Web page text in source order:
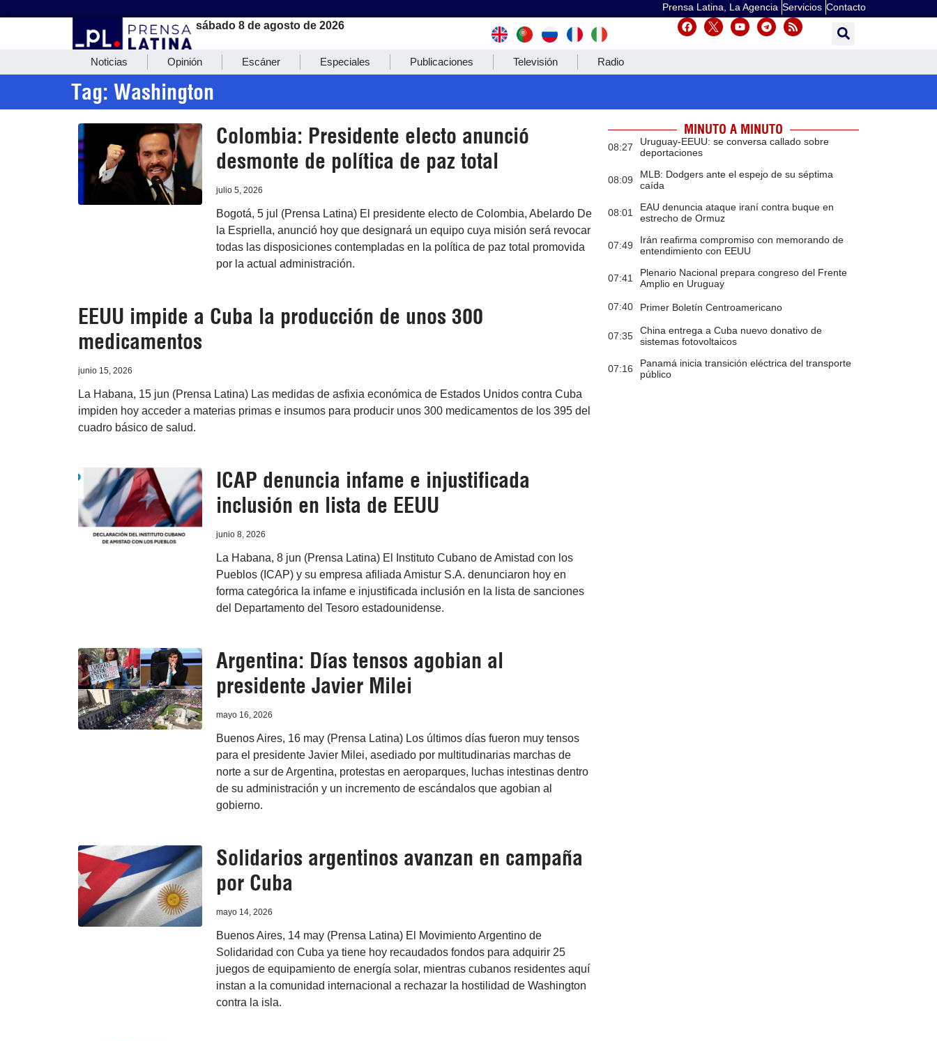
Prensa Latina, La Agencia Servicios Contacto
sábado 8 de agosto de 2026
Noticias Opinión Escáner Especiales Publicaciones Televisión Radio
Tag: Washington
Colombia: Presidente electo anunció
desmonte de política de paz total
julio 5, 2026
Bogotá, 5 jul (Prensa Latina) El presidente electo de Colombia, Abelardo De
la Espriella, anunció hoy que designará un equipo cuya misión será revocar
todas las disposiciones contempladas en la política de paz total promovida
por la actual administración.
EEUU impide a Cuba la producción de unos 300
medicamentos
junio 15, 2026
La Habana, 15 jun (Prensa Latina) Las medidas de asfixia económica de Estados Unidos contra Cuba
impiden hoy acceder a materias primas e insumos para producir unos 300 medicamentos de los 395 del
cuadro básico de salud.
ICAP denuncia infame e injustificada
inclusión en lista de EEUU
junio 8, 2026
La Habana, 8 jun (Prensa Latina) El Instituto Cubano de Amistad con los
Pueblos (ICAP) y su empresa afiliada Amistur S.A. denunciaron hoy en
forma categórica la infame e injustificada inclusión en la lista de sanciones
del Departamento del Tesoro estadounidense.
Argentina: Días tensos agobian al
presidente Javier Milei
mayo 16, 2026
Buenos Aires, 16 may (Prensa Latina) Los últimos días fueron muy tensos
para el presidente Javier Milei, asediado por multitudinarias marchas de
norte a sur de Argentina, protestas en aeroparques, luchas intestinas dentro
de su administración y un incremento de escándalos que agobian al
gobierno.
Solidarios argentinos avanzan en campaña
por Cuba
mayo 14, 2026
Buenos Aires, 14 may (Prensa Latina) El Movimiento Argentino de
Solidaridad con Cuba ya tiene hoy recaudados fondos para adquirir 25
juegos de equipamiento de energía solar, mientras cubanos residentes aquí
instan a la comunidad internacional a rechazar la hostilidad de Washington
contra la isla.
MINUTO A MINUTO
08:27
Uruguay-EEUU: se conversa callado sobre
deportaciones
08:09
MLB: Dodgers ante el espejo de su séptima
caída
08:01
EAU denuncia ataque iraní contra buque en
estrecho de Ormuz
07:49
Irán reafirma compromiso con memorando de
entendimiento con EEUU
07:41
Plenario Nacional prepara congreso del Frente
Amplio en Uruguay
07:40 Primer Boletín Centroamericano
07:35
China entrega a Cuba nuevo donativo de
sistemas fotovoltaicos
07:16
Panamá inicia transición eléctrica del transporte
público